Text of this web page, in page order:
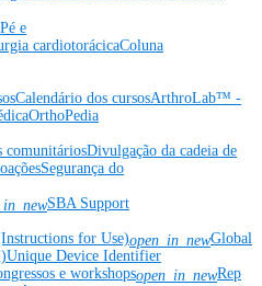
Pé e
cardiotorácicaColuna
Calendário dos cursosArthroLab™ -
OrthoPedia
comunitáriosDivulgação da cadeia de
Segurança do
SBA Support
for Use)open_in_newGlobal
Unique Device Identifier
e workshopsopen_in_newRep